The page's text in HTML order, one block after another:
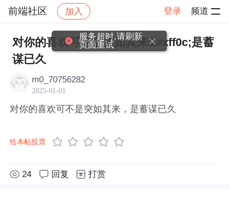
前端社区 加入 登录 频道
社区 前端社区 感慨 帖子详情
对你的喜欢可不是突如其来&#xff0c;是蓄
谋已久
m0_70756282
2025-01-01
对你的喜欢可不是突如其来，是蓄谋已久
给本帖投票
24 回复 打赏
服务超时,请刷新
页面重试